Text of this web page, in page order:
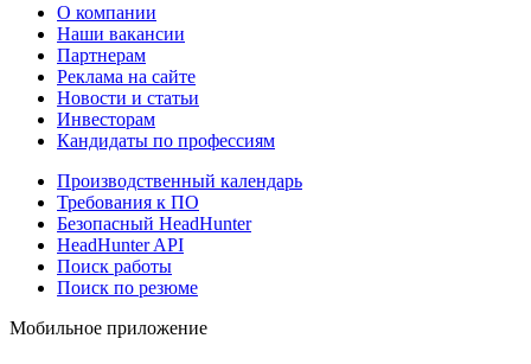
О компании
Наши вакансии
Партнерам
Реклама на сайте
Новости и статьи
Инвесторам
Кандидаты по профессиям
Производственный календарь
Требования к ПО
Безопасный HeadHunter
HeadHunter API
Поиск работы
Поиск по резюме
Мобильное приложение